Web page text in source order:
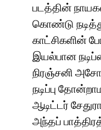
படத்தின்
கொண்டு
காட்சிகளின்
இயல்பான
நிரஞ்சனி
நடிப்பு
ஆடிட்டர்
அந்தப்